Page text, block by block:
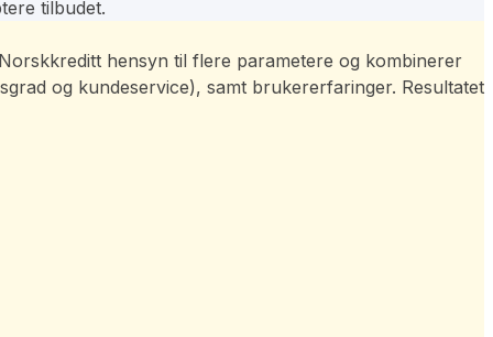
tilbudet.
hensyn til flere parametere og kombinerer
og kundeservice), samt brukererfaringer. Resultatet